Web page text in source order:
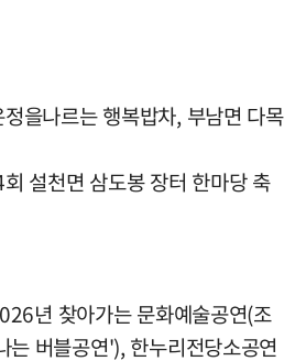
을나르는 행복밥차, 부남면 다목
설천면 삼도봉 장터 한마당 축
년 찾아가는 문화예술공연(조
는 버블공연'), 한누리전당소공연